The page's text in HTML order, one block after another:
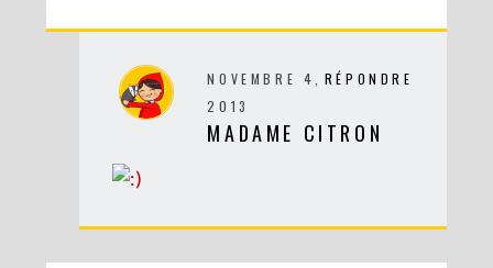
DIY SPÉCIAL BRÉSIL : LE MOBILE RIO
RÉPONDRE
NOVEMBRE 4,
2013
MADAME CITRON